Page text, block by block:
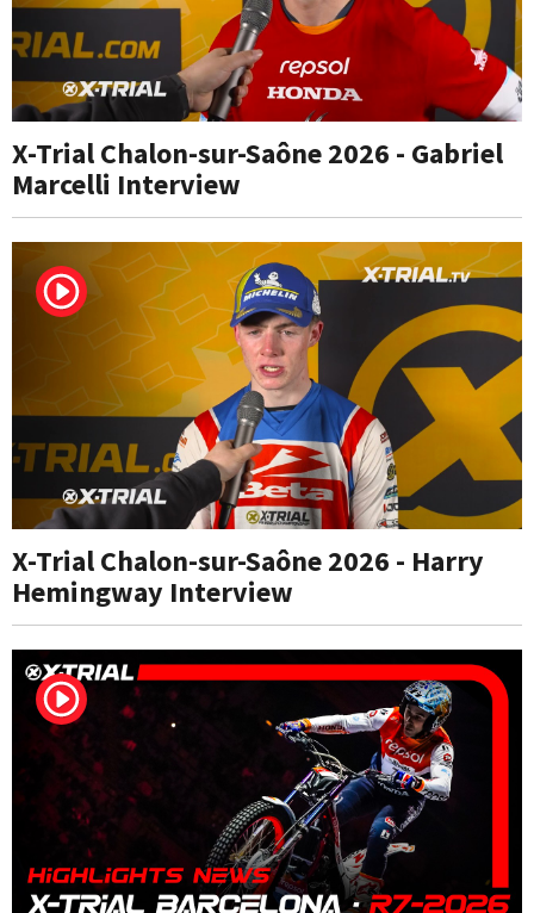
X-Trial Chalon-sur-Saône 2026 - Gabriel
Marcelli Interview
X-Trial Chalon-sur-Saône 2026 - Harry
Hemingway Interview